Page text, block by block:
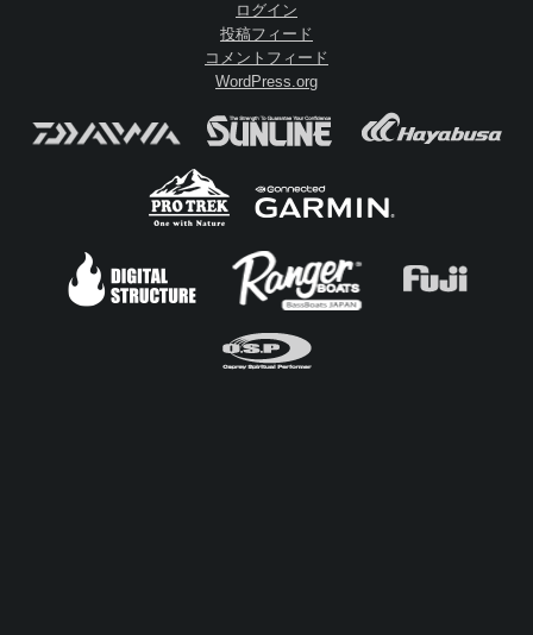
ログイン
投稿フィード
コメントフィード
WordPress.org